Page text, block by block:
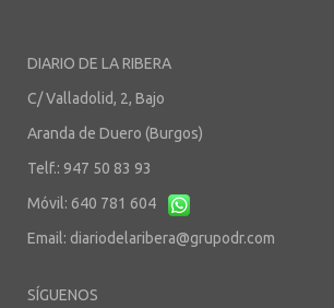
DIARIO DE LA RIBERA
C/ Valladolid, 2, Bajo
Aranda de Duero (Burgos)
Telf.: 947 50 83 93
Móvil: 640 781 604
Email: diariodelaribera@grupodr.com
SÍGUENOS